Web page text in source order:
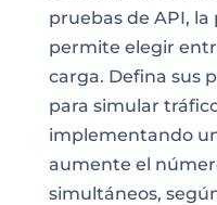
pruebas de API,
permite elegir
carga. Defina sus
para simular
implementando
aumente el
simultáneos,